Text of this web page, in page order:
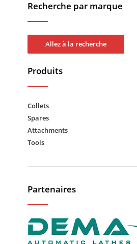
Recherche par marque
Allez à la recherche
Produits
Collets
Spares
Attachments
Tools
Partenaires